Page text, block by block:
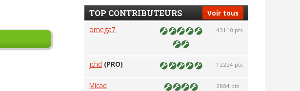
Voir tous
TOP CONTRIBUTEURS
omega7 43110 pts
jchd (PRO) 12224 pts
Micad 2884 pts